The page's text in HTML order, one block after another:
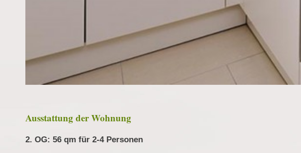
Ausstattung der Wohnung
2. OG: 56 qm für 2-4 Personen